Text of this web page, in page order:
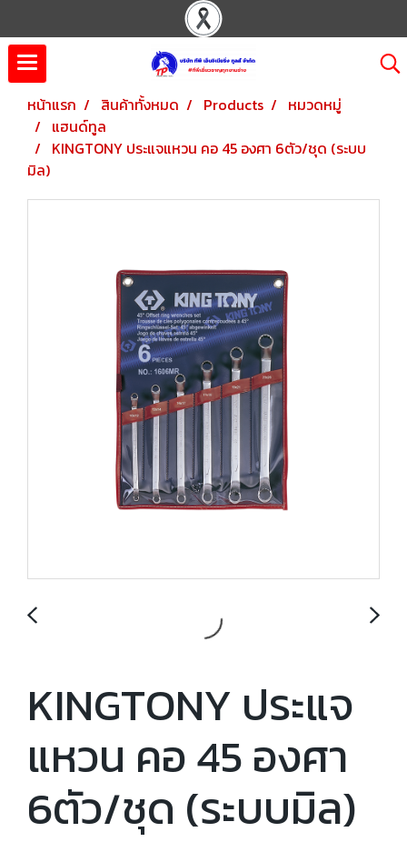
หน้าแรก สินค้าทั้งหมด Products
หมวดหมู่
แฮนด์ทูล
KINGTONY ประแจแหวน คอ 45 องศา 6ตัว/ชุด (ระบบ
มิล)
KINGTONY ประแจ
แหวน คอ 45 องศา
6ตัว/ชุด (ระบบมิล)